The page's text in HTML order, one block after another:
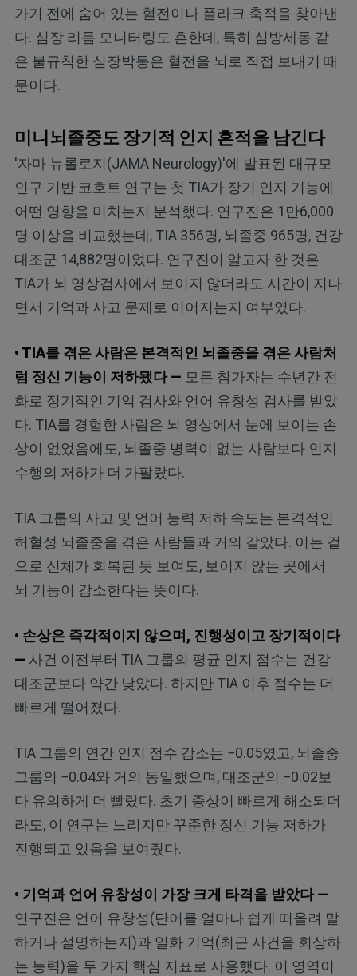
가기 전에 숨어 있는 혈전이나 플라크 축적을 찾아낸
다. 심장 리듬 모니터링도 흔한데, 특히 심방세동 같
은 불규칙한 심장박동은 혈전을 뇌로 직접 보내기 때
문이다.
미니뇌졸중도 장기적 인지 흔적을 남긴다
'자마 뉴롤로지(JAMA Neurology)'에 발표된 대규모
인구 기반 코호트 연구는 첫 TIA가 장기 인지 기능에
어떤 영향을 미치는지 분석했다. 연구진은 1만6,000
명 이상을 비교했는데, TIA 356명, 뇌졸중 965명, 건강
대조군 14,882명이었다. 연구진이 알고자 한 것은
TIA가 뇌 영상검사에서 보이지 않더라도 시간이 지나
면서 기억과 사고 문제로 이어지는지 여부였다.
• TIA를 겪은 사람은 본격적인 뇌졸중을 겪은 사람처
럼 정신 기능이 저하됐다 — 모든 참가자는 수년간 전
화로 정기적인 기억 검사와 언어 유창성 검사를 받았
다. TIA를 경험한 사람은 뇌 영상에서 눈에 보이는 손
상이 없었음에도, 뇌졸중 병력이 없는 사람보다 인지
수행의 저하가 더 가팔랐다.
TIA 그룹의 사고 및 언어 능력 저하 속도는 본격적인
허혈성 뇌졸중을 겪은 사람들과 거의 같았다. 이는 겉
으로 신체가 회복된 듯 보여도, 보이지 않는 곳에서
뇌 기능이 감소한다는 뜻이다.
• 손상은 즉각적이지 않으며, 진행성이고 장기적이다
— 사건 이전부터 TIA 그룹의 평균 인지 점수는 건강
대조군보다 약간 낮았다. 하지만 TIA 이후 점수는 더
빠르게 떨어졌다.
TIA 그룹의 연간 인지 점수 감소는 −0.05였고, 뇌졸중
그룹의 −0.04와 거의 동일했으며, 대조군의 −0.02보
다 유의하게 더 빨랐다. 초기 증상이 빠르게 해소되더
라도, 이 연구는 느리지만 꾸준한 정신 기능 저하가
진행되고 있음을 보여줬다.
• 기억과 언어 유창성이 가장 크게 타격을 받았다 —
연구진은 언어 유창성(단어를 얼마나 쉽게 떠올려 말
하거나 설명하는지)과 일화 기억(최근 사건을 회상하
는 능력)을 두 가지 핵심 지표로 사용했다. 이 영역이